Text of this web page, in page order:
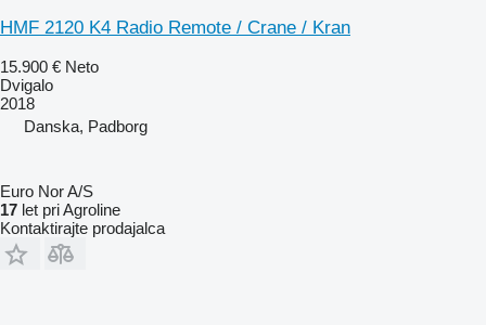
HMF 2120 K4 Radio Remote / Crane / Kran
15.900 € Neto
Dvigalo
2018
Danska, Padborg
Euro Nor A/S
17 let pri Agroline
Kontaktirajte prodajalca